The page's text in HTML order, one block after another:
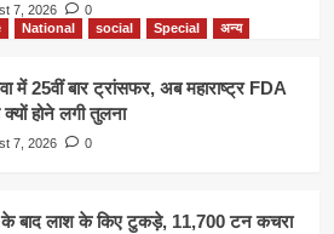
7, 2026
0
National social Special अन्य
में 25वीं बार ट्रांसफर, अब महाराष्ट्र FDA
होने लगी तुलना
7, 2026
0
के बाद लाश के किए टुकड़े, 11,700 टन कचरा